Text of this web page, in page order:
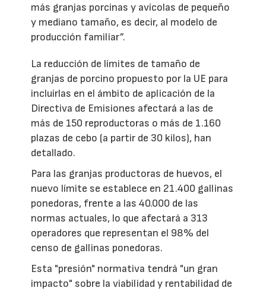
más granjas porcinas y avícolas de pequeño
y mediano tamaño, es decir, al modelo de
producción familiar”.
La reducción de límites de tamaño de
granjas de porcino propuesto por la UE para
incluirlas en el ámbito de aplicación de la
Directiva de Emisiones afectará a las de
más de 150 reproductoras o más de 1.160
plazas de cebo (a partir de 30 kilos), han
detallado.
Para las granjas productoras de huevos, el
nuevo límite se establece en 21.400 gallinas
ponedoras, frente a las 40.000 de las
normas actuales, lo que afectará a 313
operadores que representan el 98% del
censo de gallinas ponedoras.
Esta "presión" normativa tendrá "un gran
impacto" sobre la viabilidad y rentabilidad de